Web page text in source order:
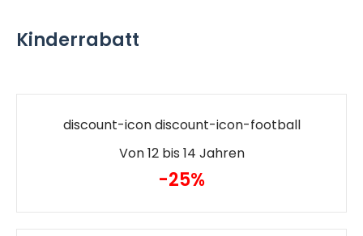
Kinderrabatt
discount-icon discount-icon-football
Von 12 bis 14 Jahren
-25%